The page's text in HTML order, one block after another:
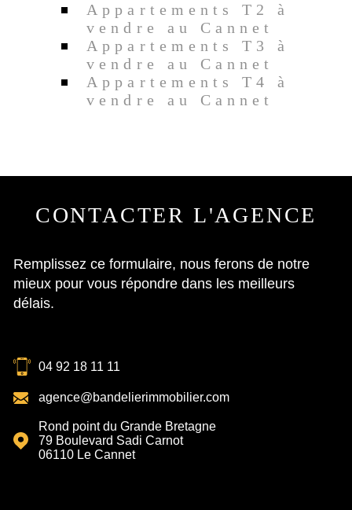
Appartements T2 à
vendre au Cannet
Appartements T3 à
vendre au Cannet
Appartements T4 à
vendre au Cannet
CONTACTER L'AGENCE
Remplissez ce formulaire, nous ferons de notre
mieux pour vous répondre dans les meilleurs
délais.
04 92 18 11 11
agence@bandelierimmobilier.com
Rond point du Grande Bretagne
79 Boulevard Sadi Carnot
06110
Le Cannet